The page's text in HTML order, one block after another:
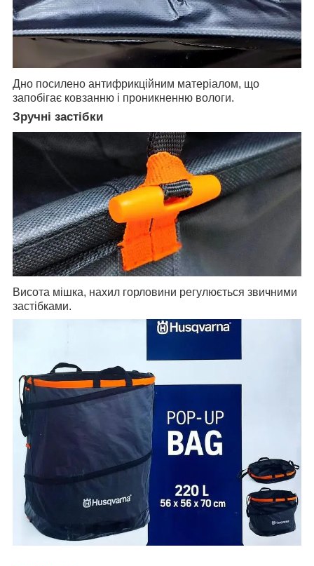
Дно посилено антифрикційним матеріалом, що
запобігає ковзанню і проникненню вологи.
Зручні застібки
Висота мішка, нахил горловини регулюється звичними
застібками.